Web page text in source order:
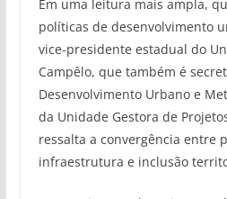
Em uma leitura mais ampla,
políticas de desenvolvimento
vice-presidente estadual do
Campêlo, que também é
Desenvolvimento Urbano e
da Unidade Gestora de
ressalta a convergência entre
infraestrutura e inclusão